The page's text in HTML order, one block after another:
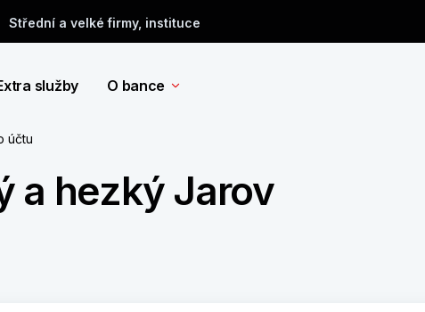
Střední a velké firmy, instituce
služby O bance
účtu
a hezký Jarov